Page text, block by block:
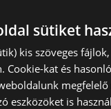
sütiket
kis szöveges
Cookie-kat és
eszközöket is